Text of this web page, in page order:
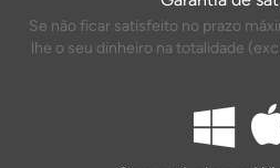
Se não ficar satisfeito no prazo
lhe o seu dinheiro na totalidade